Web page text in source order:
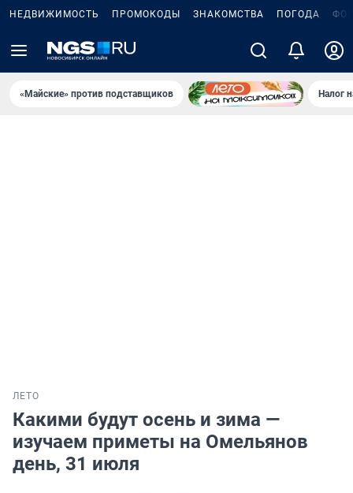
НЕДВИЖИМОСТЬ ПРОМОКОДЫ ЗНАКОМСТВА ПОГОДА
«Майские» против подставщиков Налог
ЛЕТО
Какими будут осень и зима —
изучаем приметы на Омельянов
день, 31 июля